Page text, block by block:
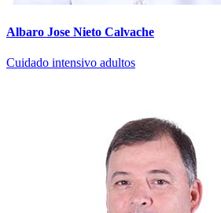
Albaro Jose Nieto Calvache
Cuidado intensivo adultos